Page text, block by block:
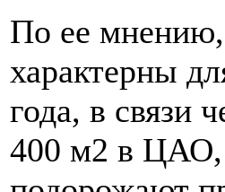
По ее мнению,
характерны
года, в связи
400 м2 в ЦАО,